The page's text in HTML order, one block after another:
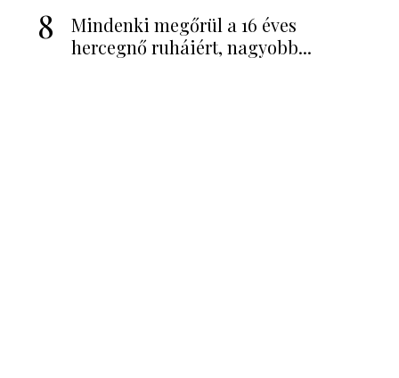
8
Mindenki megőrül a 16 éves
hercegnő ruháiért, nagyobb...